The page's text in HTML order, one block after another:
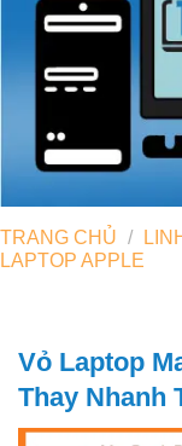
TRANG CHỦ /
LAPTOP APPLE
Vỏ Laptop
Thay Nhanh